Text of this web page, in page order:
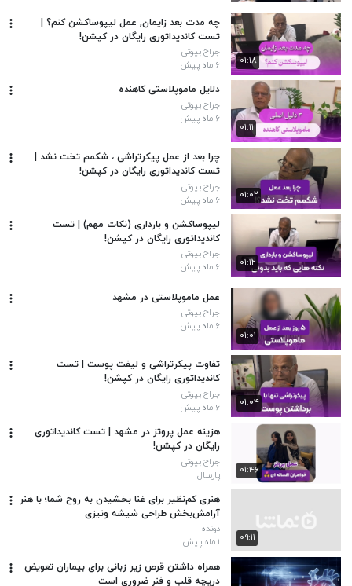
۰۱:۱۸
چه مدت بعد زایمان, عمل لیپوساکشن کنم؟ |
تست کاندیداتوری رایگان در کپشن!
جراح بیوتی
۶ ماه پیش
۰۱:۱۱
دلایل ماموپلاستی کاهنده
جراح بیوتی
۶ ماه پیش
۰۱:۰۲
چرا بعد از عمل پیکرتراشی ، شکمم تخت نشد |
تست کاندیداتوری رایگان در کپشن!
جراح بیوتی
۶ ماه پیش
۰۱:۱۲
لیپوساکشن و بارداری (نکات مهم) | تست
کاندیداتوری رایگان در کپشن!
جراح بیوتی
۶ ماه پیش
۰۱:۰۱
عمل ماموپلاستی در مشهد
جراح بیوتی
۶ ماه پیش
۰۱:۰۴
تفاوت پیکرتراشی و لیفت پوست | تست
کاندیداتوری رایگان در کپشن!
جراح بیوتی
۶ ماه پیش
۰۱:۴۶
هزینه عمل پروتز در مشهد | تست کاندیداتوری
رایگان در کپشن!
جراح بیوتی
پارسال
۰۹:۱۱
هنری کم‌نظیر برای غنا بخشیدن به روح شما؛ با هنر
آرامش‌بخش طراحی شیشه ونیزی
دونده
۱ ماه پیش
همراه داشتن قرص زیر زبانی برای بیماران تعویض
دریچه قلب و فنر ضروری است